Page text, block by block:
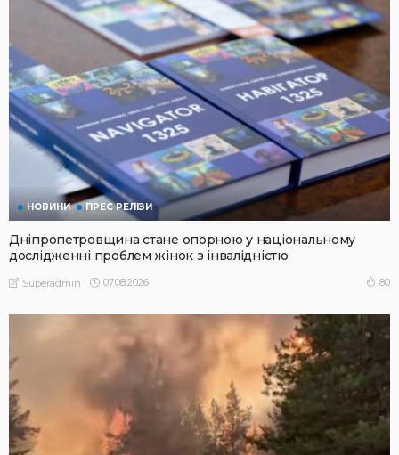
НОВИНИ ПРЕС РЕЛІЗИ
Дніпропетровщина стане опорною у національному
дослідженні проблем жінок з інвалідністю
Superadmin 07.08.2026 80